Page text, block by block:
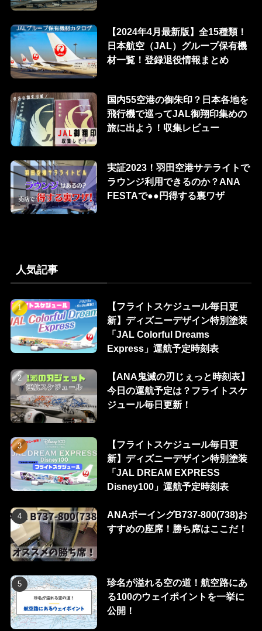
【2024年4月最新版】全15種類！
日本航空（JAL）グループ保有機
材一覧！登録退役情報まとめ
国内55空港の御朱印？日本各地を
飛行機で巡ってJAL御翔印集めの
旅に出よう！収集レビュー
実証2023！羽田空港サテライトで
ラウンジ利用できるのか？ANA
FESTAで●●円得する裏ワザ
人気記事
【フライトスケジュール毎日更
新】ディズニーデザイン特別塗装
「JAL Colorful Dreams
Express」運航予定時刻表
【ANA鬼滅の刃じぇっと時刻表】
今日の運航予定は？フライトスケ
ジュール毎日更新！
【フライトスケジュール毎日更
新】ディズニーデザイン特別塗装
「JAL DREAM EXPRESS
Disney100」運航予定時刻表
ANAボーイングB737-800(738)お
すすめの座席！勝ち席はここだ！
珍名が溢れる空の道！航空路にあ
る100のウェイポイントを一挙に
公開！